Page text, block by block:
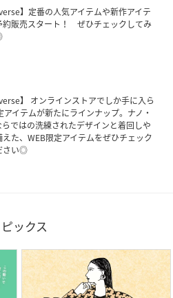
】定番の人気アイテムや新作アイテ
約販売スタート！ ぜひチェックしてみ
】 オンラインストアでしか手に入ら
アイテムが新たにラインナップ。ナノ・
ではの洗練されたデザインと着回しや
た、WEB限定アイテムをぜひチェック
さい◎
ピックス